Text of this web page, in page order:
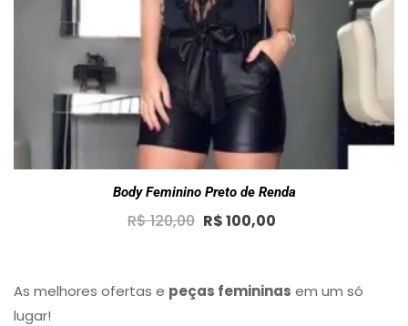
Body Feminino Preto de Renda
R$120,00 Original
R$ 120,00.
R$100,00
R$ 100,00.
As melhores ofertas e peças femininas em um só
lugar!